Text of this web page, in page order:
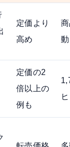
定価より
高め
動
定価の2
倍以上の
例も